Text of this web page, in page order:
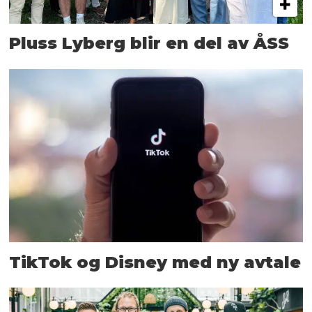
Pluss Lyberg blir en del av ÅSS
TikTok og Disney med ny avtale